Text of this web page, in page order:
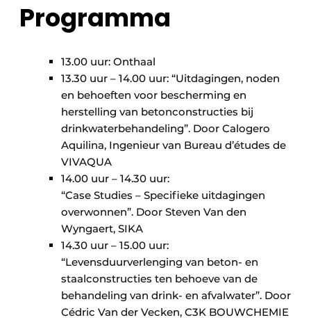
Programma
13.00 uur: Onthaal
13.30 uur – 14.00 uur: “Uitdagingen, noden
en behoeften voor bescherming en
herstelling van betonconstructies bij
drinkwaterbehandeling”. Door Calogero
Aquilina, Ingenieur van Bureau d’études de
VIVAQUA
14.00 uur – 14.30 uur:
“Case Studies – Specifieke uitdagingen
overwonnen”. Door Steven Van den
Wyngaert, SIKA
14.30 uur – 15.00 uur:
“Levensduurverlenging van beton- en
staalconstructies ten behoeve van de
behandeling van drink- en afvalwater”. Door
Cédric Van der Vecken, C3K BOUWCHEMIE